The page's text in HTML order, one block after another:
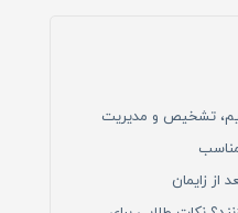
تشخیص و مدیریت
زایمان